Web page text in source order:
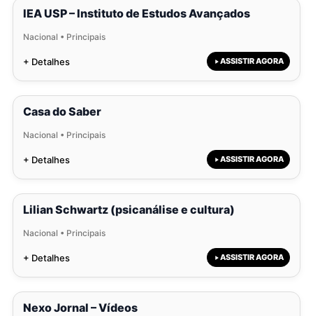
IEA USP – Instituto de Estudos Avançados
Nacional • Principais
+ Detalhes ASSISTIR AGORA
Casa do Saber
Nacional • Principais
+ Detalhes ASSISTIR AGORA
Lilian Schwartz (psicanálise e cultura)
Nacional • Principais
+ Detalhes ASSISTIR AGORA
Nexo Jornal – Vídeos